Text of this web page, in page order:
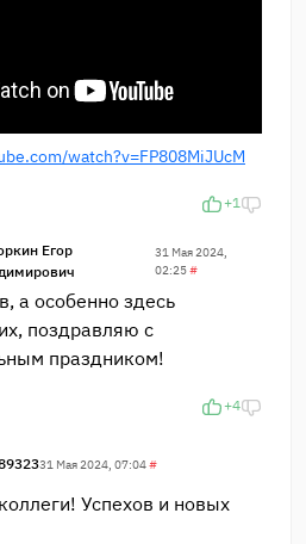
watch?v=FP808MiJUcM
+1
Егор
31 Мая 2024,
02:25#
а особенно здесь
поздравляю с
праздником!
+4
31 Мая 2024, 07:04#
Успехов и новых